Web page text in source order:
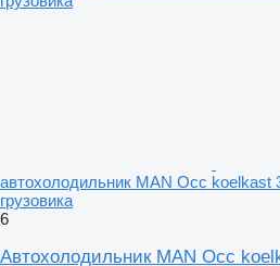
автохолодильник MAN Occ koelkast
грузовика
6
Автохолодильник MAN Occ